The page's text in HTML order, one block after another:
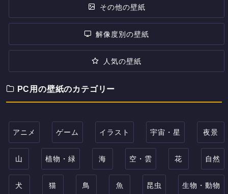
その他の壁紙
解像度別の壁紙
人気の壁紙
PC用の壁紙のカテゴリー
アニメ ゲーム イラスト 宇宙・星 夜景
山 植物・緑 海 空・雲 花 自然
犬 猫 鳥 魚 昆虫 生物・動物